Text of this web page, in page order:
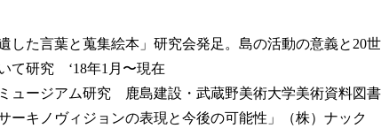
した言葉と蒐集絵本」研究会発足。島の活動の意義と20
て研究 ‘18年1月〜現在
ュージアム研究 鹿島建設・武蔵野美術大学美術資料図書
ーキノヴィジョンの表現と今後の可能性」（株）ナック